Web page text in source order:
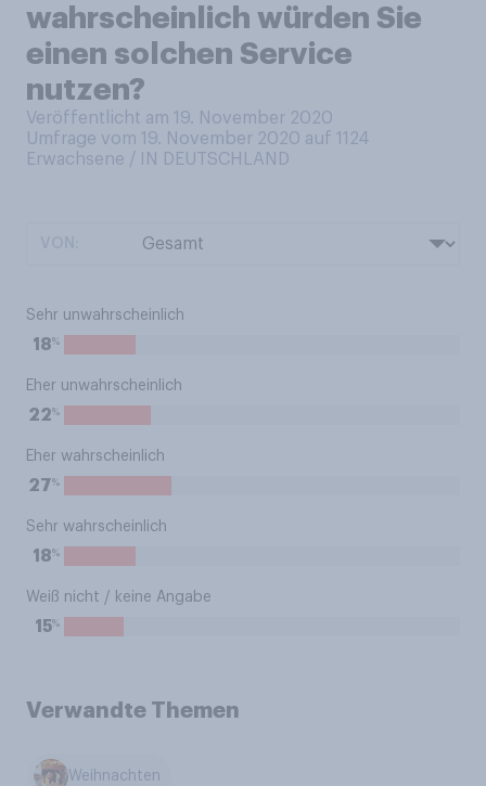
wahrscheinlich würden Sie
einen solchen Service
nutzen?
Veröffentlicht am 19. November 2020
Umfrage vom 19. November 2020 auf 1124
Erwachsene / IN DEUTSCHLAND
Sehr unwahrscheinlich
18%
Eher unwahrscheinlich
22%
Eher wahrscheinlich
27%
Sehr wahrscheinlich
18%
Weiß nicht / keine Angabe
15%
Verwandte Themen
Weihnachten